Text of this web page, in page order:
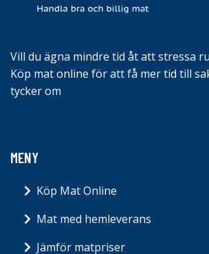
Vill du ägna mindre tid åt att stressa
Köp mat online för att få mer tid till
tycker om
MENY
Köp Mat Online
Mat med hemleverans
Jämför matpriser